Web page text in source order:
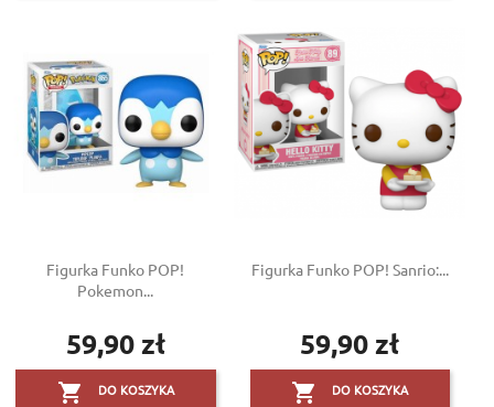
Figurka Funko POP!
Pokemon...
Cena
59,90 zł
 DO KOSZYKA
Figurka Funko POP! Sanrio:...
Cena
59,90 zł
 DO KOSZYKA